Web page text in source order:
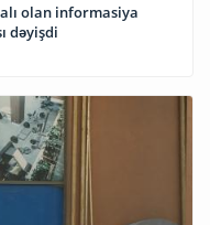
olan informasiya
dəyişdi